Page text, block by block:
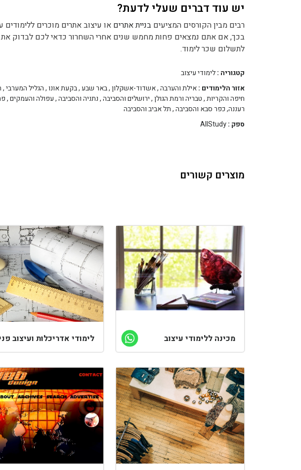
יש עוד דברים שעלי לדעת?
רבים מבין הקורסים המציעים בניית אתרים או עיצוב אתרים מוכרים ללימודים
בכך, אם אתם נמצאים פחות מחמש שנים אחרי השחרור כדאי לכם לבדוק
לתשלום שכר לימוד.
קטגוריה :לימודי עיצוב
אזור הלימודים :אילת והערבה,אשדוד-אשקלון,באר שבע,בקעת אונו,הגליל המערבי,
חיפה והקריות,טבריה ורמת הגולן,ירושלים והסביבה,נתניה והסביבה,עפולה והעמקים,
רעננה, כפר סבא והסביבה,תל אביב והסביבה
ספק :AllStudy
מוצרים קשורים
מכינה ללימודי עיצוב לימודי אדריכלות ועיצוב